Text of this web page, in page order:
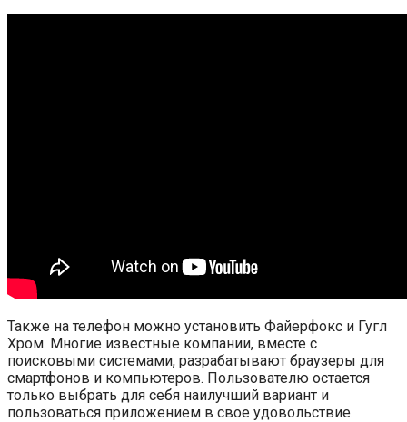
Также на телефон можно установить Файерфокс и Гугл
Хром. Многие известные компании, вместе с
поисковыми системами, разрабатывают браузеры для
смартфонов и компьютеров. Пользователю остается
только выбрать для себя наилучший вариант и
пользоваться приложением в свое удовольствие.